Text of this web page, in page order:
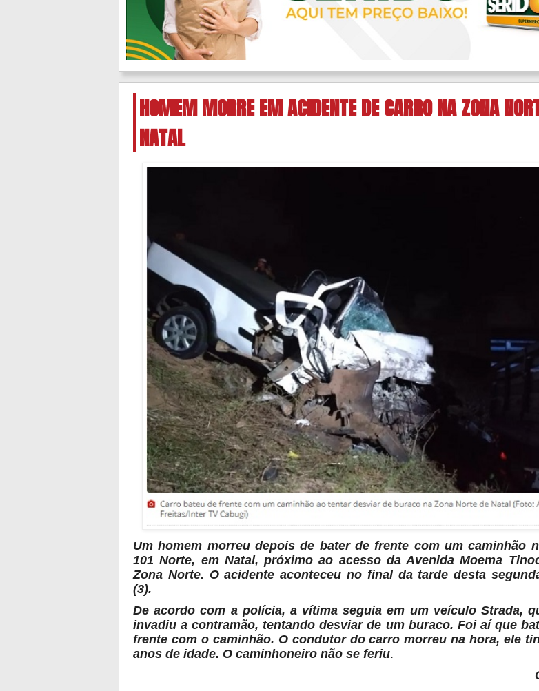
HOMEM MORRE EM ACIDENTE DE CARRO NA ZONA
NATAL
Um homem morreu depois de bater de frente com um caminhão
101 Norte, em Natal, próximo ao acesso da Avenida Moema
Zona Norte. O acidente aconteceu no final da tarde desta
(3).
De acordo com a polícia, a vítima seguia em um veículo Strada,
invadiu a contramão, tentando desviar de um buraco. Foi aí que
frente com o caminhão. O condutor do carro morreu na hora, ele
anos de idade. O caminhoneiro não se feriu.